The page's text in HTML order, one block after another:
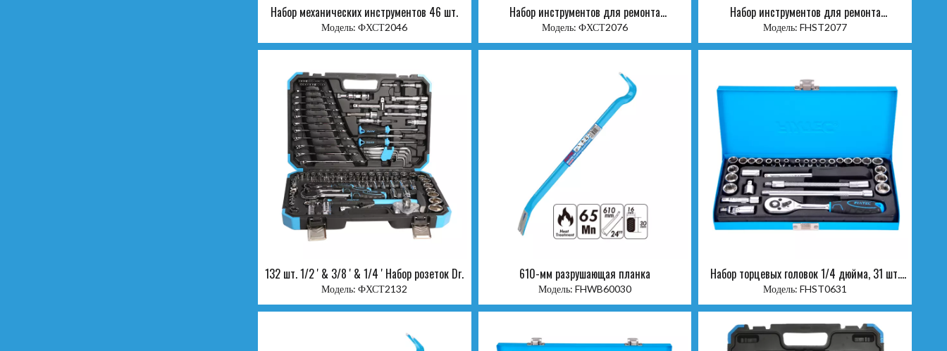
Набор механических инструментов 46 шт.
Модель: ФХСТ2046
Набор инструментов для ремонта
автомобилей 76 шт.
Модель: ФХСТ2076
Набор инструментов для ремонта
автомобилей 77 шт.
Модель: FHST2077
132 шт. 1/2 ' & 3/8 ' & 1/4 ' Набор розеток Dr.
Модель: ФХСТ2132
610-мм разрушающая планка
Модель: FHWB60030
Набор торцевых головок 1/4 дюйма, 31 шт.
(S&M)
Модель: FHST0631